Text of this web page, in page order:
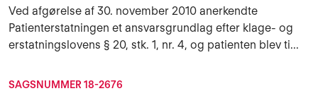
Ved afgørelse af 30. november 2010 anerkendte
Patienterstatningen et ansvarsgrundlag efter klage- og
erstatningslovens § 20, stk. 1, nr. 4, og patienten blev ti...
SAGSNUMMER 18-2676